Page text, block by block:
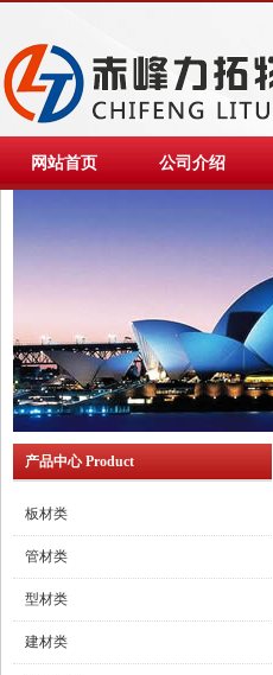
网站首页 公司介绍
产品中心 Product
板材类
管材类
型材类
建材类